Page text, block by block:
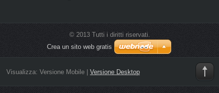
© 2013 Tutti i diritti riservati.
Crea un sito web gratis
Visualizza: Versione Mobile| Versione Desktop